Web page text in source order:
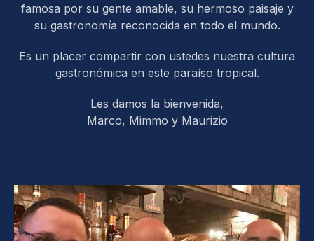
famosa por su gente amable, su hermoso paisaje y
su gastronomía reconocida en todo el mundo.
Es un placer compartir con ustedes nuestra cultura
gastronómica en este paraíso tropical.
Les damos la bienvenida,
Marco, Mimmo y Maurizio